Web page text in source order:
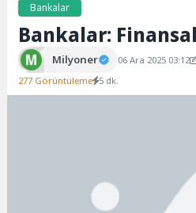
Bankalar
Bankalar:
Milyoner 06 Ara 2025 03:12
277 Görüntüleme 5 dk.